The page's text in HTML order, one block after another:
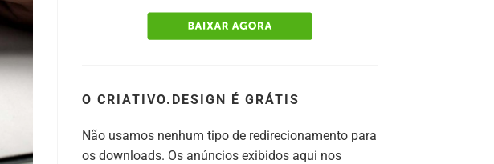
O CRIATIVO.DESIGN É GRÁTIS
Não usamos nenhum tipo de redirecionamento para
os downloads. Os anúncios exibidos aqui nos